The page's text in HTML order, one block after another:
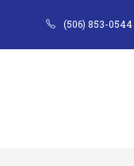
content
(506) 853-0544